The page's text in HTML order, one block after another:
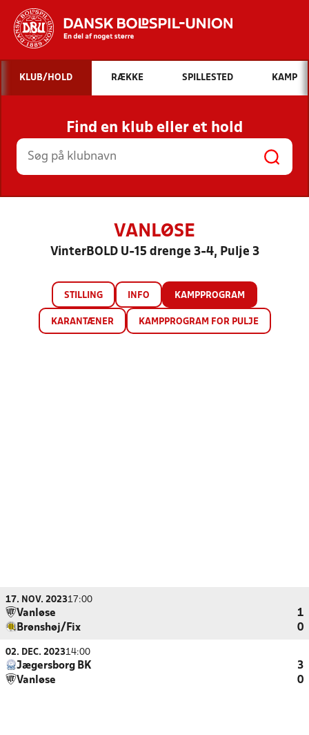
Hvad vil du søge efter?
INDHOLD OG NYHEDER
STILLINGER, RESULTATER, KLUBBER OG
HOLD
KLUB/HOLD RÆKKE SPILLESTED KAMP
Find en klub eller et hold
VANLØSE
VinterBOLD U-15 drenge 3-4, Pulje 3
STILLING INFO KAMPPROGRAM
KARANTÆNER KAMPPROGRAM FOR PULJE
17. NOV. 202317:00
Vanløse
1
Brønshøj/Fix
0
02. DEC. 202314:00
Jægersborg BK
3
Vanløse
0